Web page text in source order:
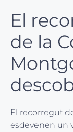
El
de la
El recorregut
esdevenen un